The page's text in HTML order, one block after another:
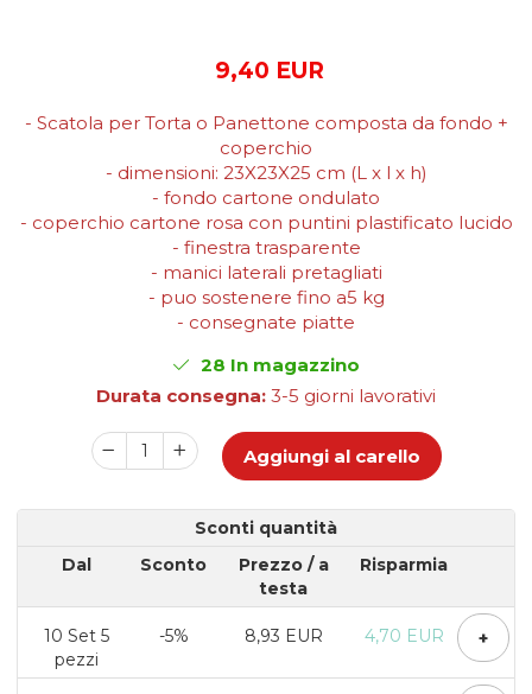
Scatole per Caramelle e Dolci
Tavoletta
Scatole per Confezioni Regalo
Scatole per Macarons e Praline
Scatole con Cassetto e Inserto per 4
Scatole con Cassetto per Praline
Scatole Medie e Grandi per 10–40
Scatole per 5–6 Macarons con
Scatole per Praline con Separatore
Scatole Piccole con Nastro e
Cassetto per Macarons
Scatole per Panettone
Scatole per Panettone e Rotoli
Scatole per Uova e Figure di
Cioccolato
9,40 EUR
- Scatola per Torta o Panettone composta da fondo +
coperchio
- dimensioni: 23X23X25 cm (L x l x h)
- fondo cartone ondulato
- coperchio cartone rosa con puntini plastificato lucido
- finestra trasparente
- manici laterali pretagliati
- puo sostenere fino a5 kg
- consegnate piatte
28 In magazzino
Durata consegna: 3-5 giorni lavorativi
Aggiungi al carello
Sconti quantità
Dal
Sconto Prezzo / a
testa
Risparmia
10 Set 5
pezzi
-5% 8,93 EUR 4,70 EUR +